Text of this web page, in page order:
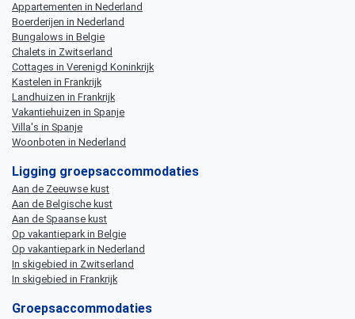
Appartementen in Nederland
Boerderijen in Nederland
Bungalows in Belgie
Chalets in Zwitserland
Cottages in Verenigd Koninkrijk
Kastelen in Frankrijk
Landhuizen in Frankrijk
Vakantiehuizen in Spanje
Villa's in Spanje
Woonboten in Nederland
Ligging groepsaccommodaties
Aan de Zeeuwse kust
Aan de Belgische kust
Aan de Spaanse kust
Op vakantiepark in Belgie
Op vakantiepark in Nederland
In skigebied in Zwitserland
In skigebied in Frankrijk
Groepsaccommodaties